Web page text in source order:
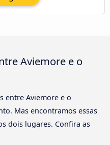
Aviemore e o
entre Aviemore e o
Mas encontramos essas
dois lugares. Confira as